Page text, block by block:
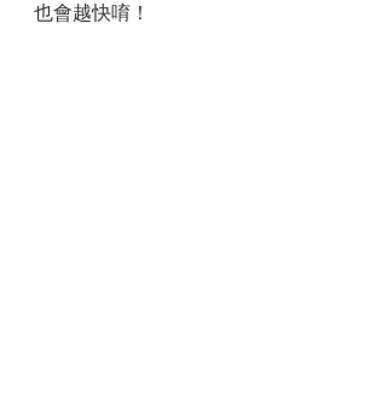
也會越快唷！